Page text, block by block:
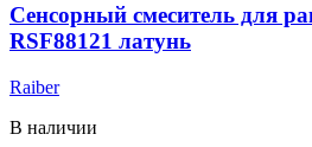
Сенсорный смеситель для
RSF88121 латунь
Raiber
В наличии